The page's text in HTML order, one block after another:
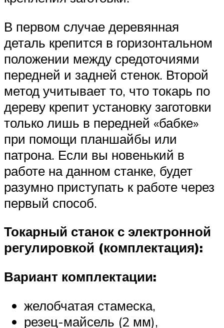
В первом случае деревянная
деталь крепится в горизонтальном
положении между средоточиями
передней и задней стенок. Второй
метод учитывает то, что токарь по
дереву крепит установку заготовки
только лишь в передней «бабке»
при помощи планшайбы или
патрона. Если вы новенький в
работе на данном станке, будет
разумно приступать к работе через
первый способ.
Токарный станок с электронной
регулировкой (комплектация):
Вариант комплектации:
желобчатая стамеска,
резец-майсель (2 мм),